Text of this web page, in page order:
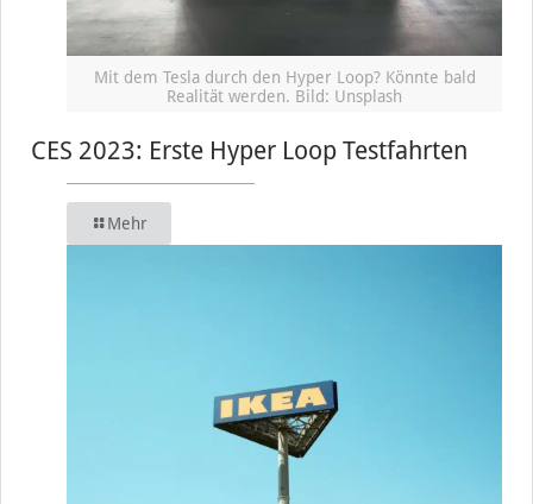
Mit dem Tesla durch den Hyper Loop? Könnte bald
Realität werden. Bild: Unsplash
CES 2023: Erste Hyper Loop Testfahrten
Mehr